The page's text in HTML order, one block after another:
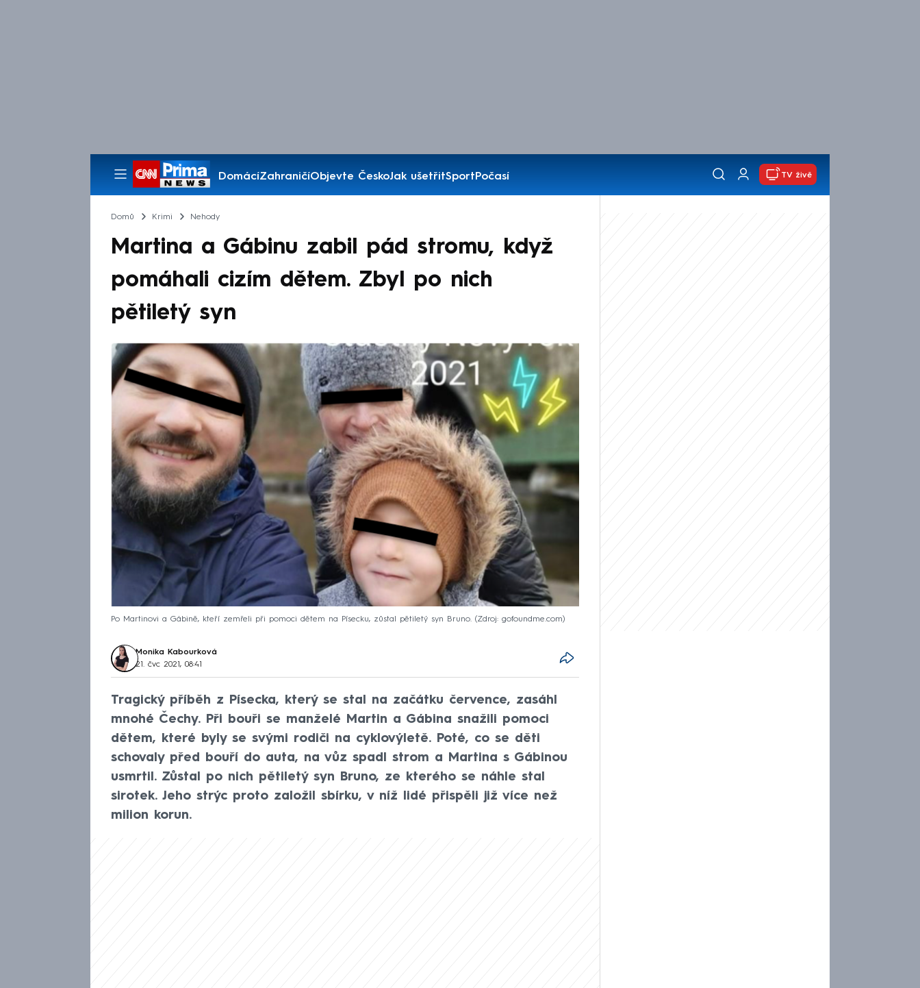
DomácíZahraničíObjevte ČeskoJak ušetřitSportPočasí
Pořady
TV živě
Domů Krimi Nehody
Martina a Gábinu zabil pád stromu, když
pomáhali cizím dětem. Zbyl po nich
pětiletý syn
Po Martinovi a Gábině, kteří zemřeli při pomoci dětem na Písecku, zůstal pětiletý syn Bruno. Zdroj: gofoundme.com
Monika Kabourková
21. čvc 2021, 08:41
Tragický příběh z Písecka, který se stal na začátku července, zasáhl
mnohé Čechy. Při bouři se manželé Martin a Gábina snažili pomoci
dětem, které byly se svými rodiči na cyklovýletě. Poté, co se děti
schovaly před bouří do auta, na vůz spadl strom a Martina s Gábinou
usmrtil. Zůstal po nich pětiletý syn Bruno, ze kterého se náhle stal
sirotek. Jeho strýc proto založil sbírku, v níž lidé přispěli již více než
milion korun.